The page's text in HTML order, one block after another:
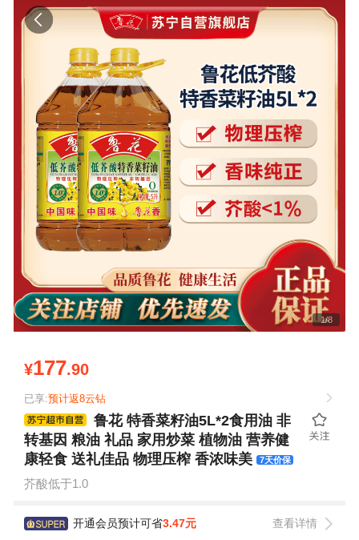
1/8
¥177.90
已享:预计返8云钻
鲁花 特香菜籽油5L*2食用油 非
转基因 粮油 礼品 家用炒菜 植物油 营养健
康轻食 送礼佳品 物理压榨 香浓味美 7天价保
芥酸低于1.0
开通会员预计可省3.47元 查看详情